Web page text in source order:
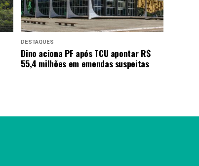
DESTAQUES
Dino aciona PF após TCU apontar R$
55,4 milhões em emendas suspeitas